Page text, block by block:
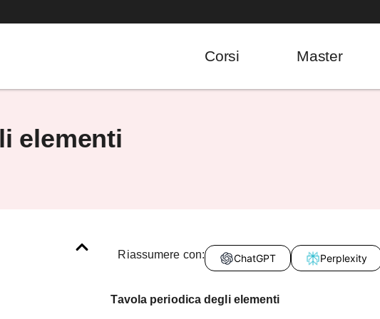
Corsi Master
elementi
Riassumere con: ChatGPT Perplexity
Tavola periodica degli elementi